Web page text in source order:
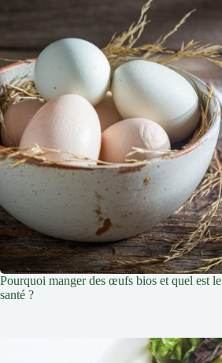
Pourquoi manger des œufs bios et quel est
santé ?